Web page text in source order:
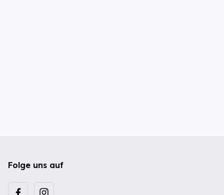
Folge uns auf